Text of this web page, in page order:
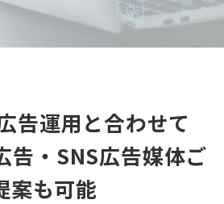
告運用と合わせて
告・SNS広告媒体ご
案も可能